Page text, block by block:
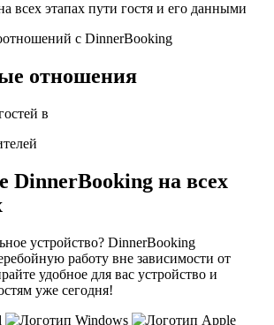
всех этапах пути гостя и его данными
отношения
в
DinnerBooking на всех
устройство? DinnerBooking
работу вне зависимости от
удобное для вас устройство и
уже сегодня!